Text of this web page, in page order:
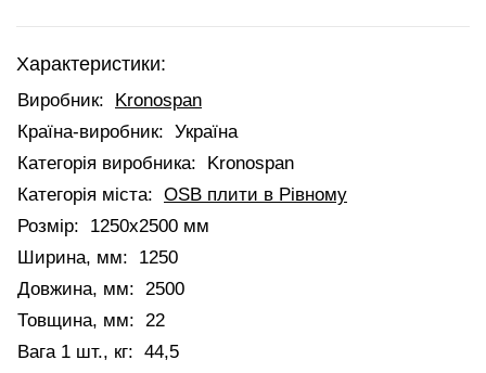
Характеристики:
Виробник:
Kronospan
Країна-виробник: Україна
Категорія виробника:
Kronospan
Категорія міста: OSB плити в Рівному
Розмір:
1250x2500 мм
Ширина, мм:
1250
Довжина, мм: 2500
Товщина, мм: 22
Вага 1 шт., кг: 44,5